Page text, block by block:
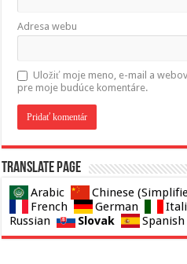
Adresa webu
Uložiť moje meno, e-mail a
pre moje budúce komentáre.
Translate page
Arabic Chinese
French
German
Russian
Slovak Spanish